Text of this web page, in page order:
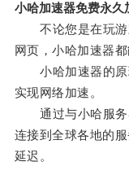
小哈加速器免费永久
不论您是在玩游
网页，小哈加速器
小哈加速器的原
实现网络加速。
通过与小哈服务
连接到全球各地的
延迟。